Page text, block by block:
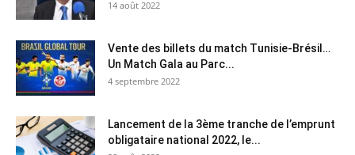
14 août 2022
Vente des billets du match Tunisie-Brésil…
Un Match Gala au Parc...
4 septembre 2022
Lancement de la 3ème tranche de l’emprunt
obligataire national 2022, le...